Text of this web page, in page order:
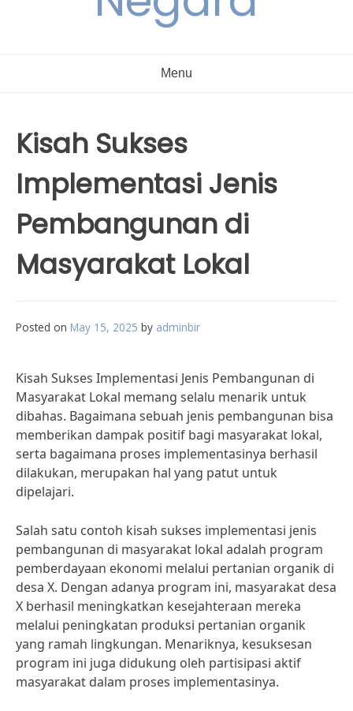
Menu
Kisah Sukses
Implementasi Jenis
Pembangunan di
Masyarakat Lokal
Posted on May 15, 2025 by adminbir
Kisah Sukses Implementasi Jenis Pembangunan di
Masyarakat Lokal memang selalu menarik untuk
dibahas. Bagaimana sebuah jenis pembangunan bisa
memberikan dampak positif bagi masyarakat lokal,
serta bagaimana proses implementasinya berhasil
dilakukan, merupakan hal yang patut untuk
dipelajari.
Salah satu contoh kisah sukses implementasi jenis
pembangunan di masyarakat lokal adalah program
pemberdayaan ekonomi melalui pertanian organik di
desa X. Dengan adanya program ini, masyarakat desa
X berhasil meningkatkan kesejahteraan mereka
melalui peningkatan produksi pertanian organik
yang ramah lingkungan. Menariknya, kesuksesan
program ini juga didukung oleh partisipasi aktif
masyarakat dalam proses implementasinya.